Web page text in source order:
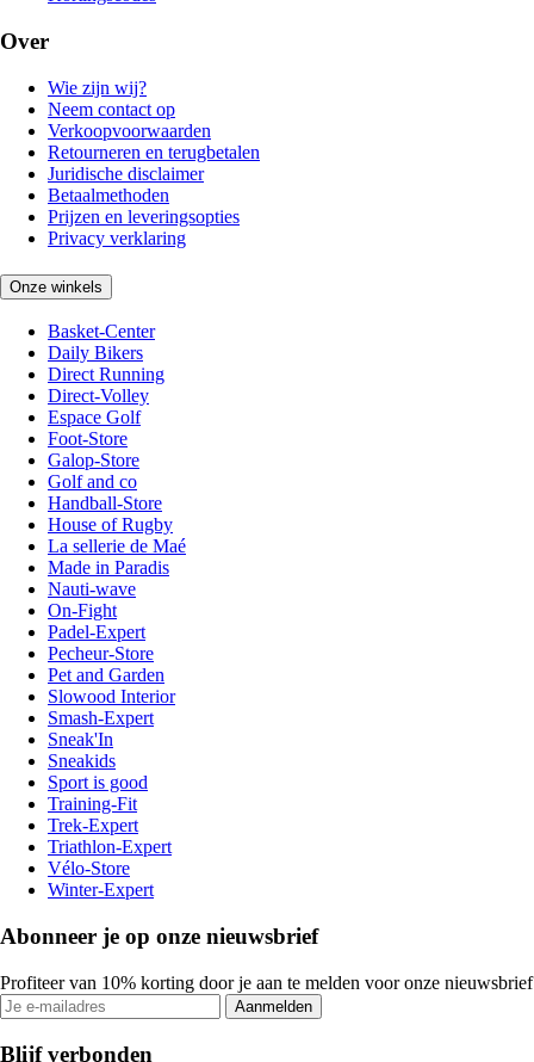
Over
Wie zijn wij?
Neem contact op
Verkoopvoorwaarden
Retourneren en terugbetalen
Juridische disclaimer
Betaalmethoden
Prijzen en leveringsopties
Privacy verklaring
Onze winkels
Basket-Center
Daily Bikers
Direct Running
Direct-Volley
Espace Golf
Foot-Store
Galop-Store
Golf and co
Handball-Store
House of Rugby
La sellerie de Maé
Made in Paradis
Nauti-wave
On-Fight
Padel-Expert
Pecheur-Store
Pet and Garden
Slowood Interior
Smash-Expert
Sneak'In
Sneakids
Sport is good
Training-Fit
Trek-Expert
Triathlon-Expert
Vélo-Store
Winter-Expert
Abonneer je op onze nieuwsbrief
Profiteer van 10% korting door je aan te melden voor onze nieuwsbrief
Aanmelden
Blijf verbonden